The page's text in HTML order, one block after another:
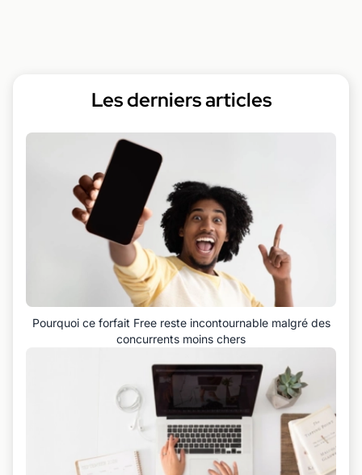
Les derniers articles
Pourquoi ce forfait Free reste incontournable malgré des
concurrents moins chers